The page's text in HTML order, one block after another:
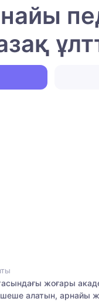
жоғары
алатын, арнайы